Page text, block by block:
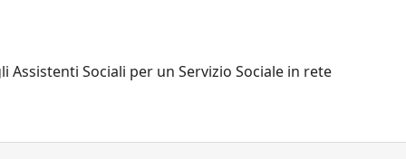
Assistenti Sociali per un Servizio Sociale in rete